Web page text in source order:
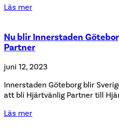
Läs mer
Nu blir Innerstaden
Partner
juni 12, 2023
Innerstaden Göteborg blir
att bli Hjärtvänlig Partner till
Läs mer